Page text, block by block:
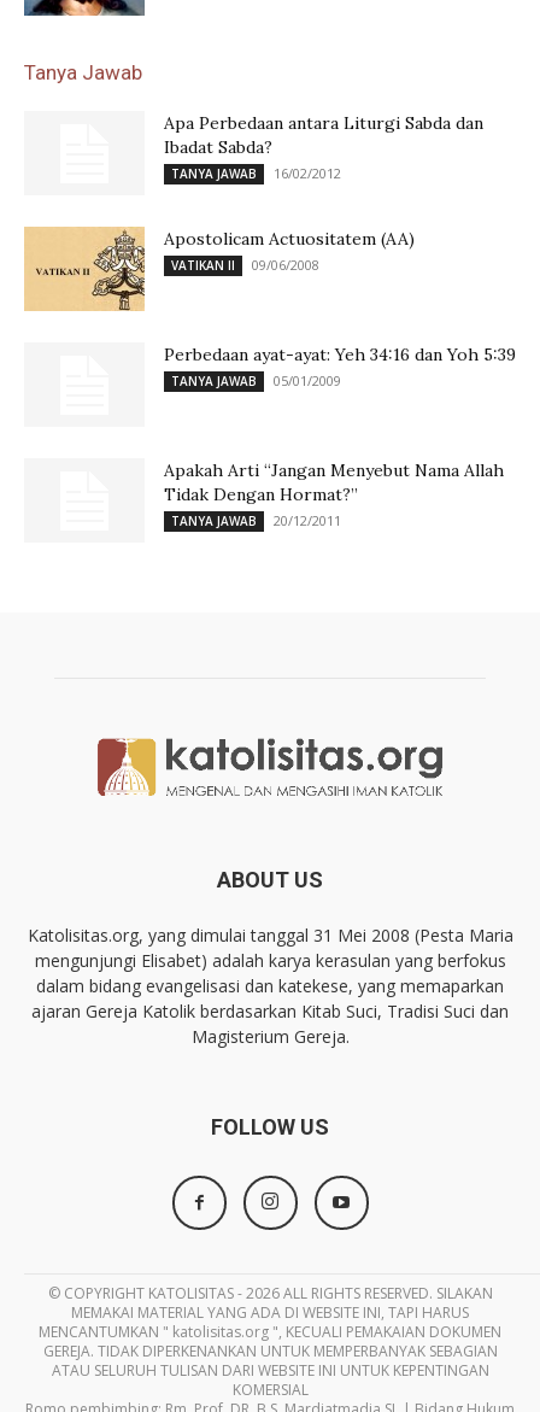
Tanya Jawab
Apa Perbedaan antara Liturgi Sabda dan
Ibadat Sabda?
TANYA JAWAB 16/02/2012
Apostolicam Actuositatem (AA)
VATIKAN II 09/06/2008
Perbedaan ayat-ayat: Yeh 34:16 dan Yoh 5:39
TANYA JAWAB 05/01/2009
Apakah Arti “Jangan Menyebut Nama Allah
Tidak Dengan Hormat?”
TANYA JAWAB 20/12/2011
ABOUT US
Katolisitas.org, yang dimulai tanggal 31 Mei 2008 (Pesta Maria
mengunjungi Elisabet) adalah karya kerasulan yang berfokus
dalam bidang evangelisasi dan katekese, yang memaparkan
ajaran Gereja Katolik berdasarkan Kitab Suci, Tradisi Suci dan
Magisterium Gereja.
FOLLOW US
© COPYRIGHT KATOLISITAS - 2026 ALL RIGHTS RESERVED. SILAKAN
MEMAKAI MATERIAL YANG ADA DI WEBSITE INI, TAPI HARUS
MENCANTUMKAN " katolisitas.org ", KECUALI PEMAKAIAN DOKUMEN
GEREJA. TIDAK DIPERKENANKAN UNTUK MEMPERBANYAK SEBAGIAN
ATAU SELURUH TULISAN DARI WEBSITE INI UNTUK KEPENTINGAN
KOMERSIAL